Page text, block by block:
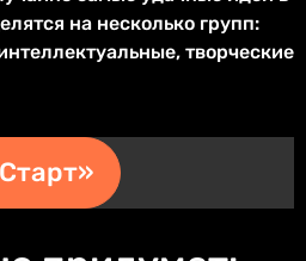
на несколько групп:
творческие